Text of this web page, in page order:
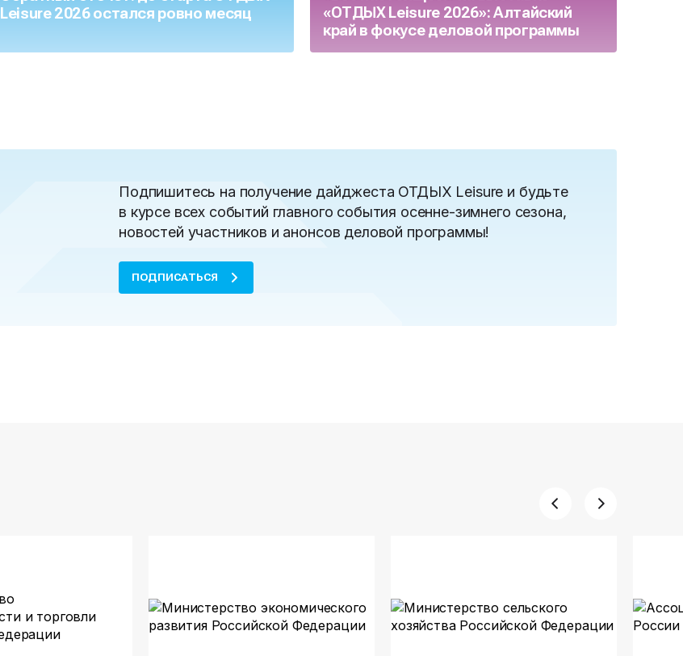
Leisure 2026 остался ровно месяц
«ОТДЫХ Leisure 2026»: Алтайский
край в фокусе деловой программы
Подпишитесь на получение дайджеста ОТДЫХ Leisure и будьте
в курсе всех событий главного события осенне-зимнего сезона,
новостей участников и анонсов деловой программы!
ПОДПИСАТЬСЯ